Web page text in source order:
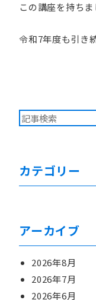
この講座を持ちま
令和7年度も引き
検索
カテゴリー
アーカイブ
2026年8月
2026年7月
2026年6月